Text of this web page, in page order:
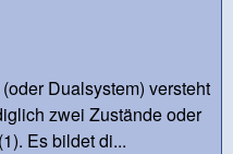
Dualsystem) versteht
zwei Zustände oder
Es bildet di...